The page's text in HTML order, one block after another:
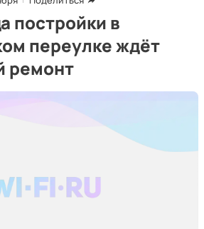
постройки в
переулке ждёт
ремонт